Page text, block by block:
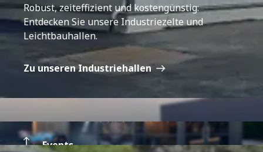
Robust, zeiteffizient und kostengünstig:
Entdecken Sie unsere Industriezelte und
Leichtbauhallen.
Zu unseren Industriehallen
Events